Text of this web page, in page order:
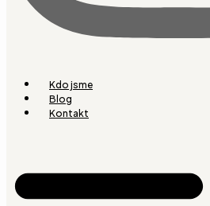
Kdo jsme
Blog
Kontakt